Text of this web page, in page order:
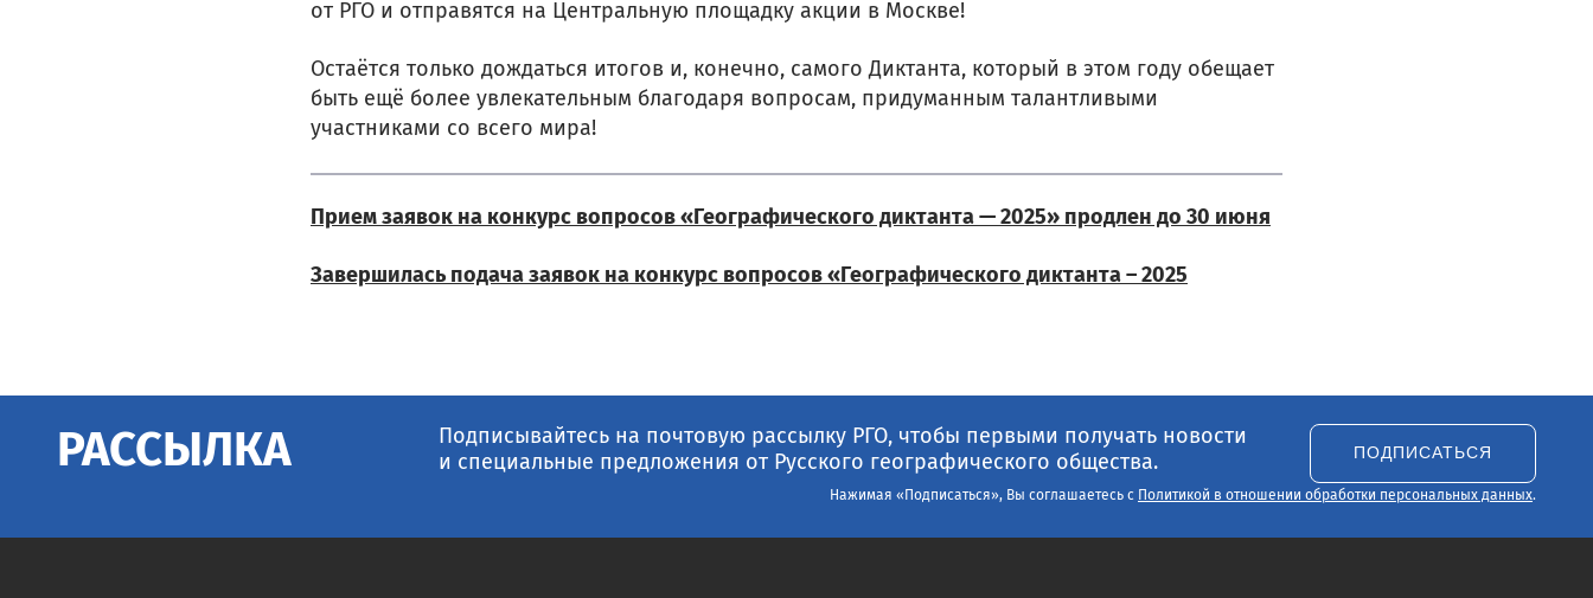
от РГО и отправятся на Центральную площадку акции в Москве!
Остаётся только дождаться итогов и, конечно, самого Диктанта, который в этом году обещает
быть ещё более увлекательным благодаря вопросам, придуманным талантливыми
участниками со всего мира!
Прием заявок на конкурс вопросов «Географического диктанта — 2025» продлен до 30 июня
Завершилась подача заявок на конкурс вопросов «Географического диктанта – 2025
РАССЫЛКА
Подписывайтесь на почтовую рассылку РГО, чтобы первыми получать новости
и специальные предложения от Русского географического общества.
ПОДПИСАТЬСЯ
Нажимая «Подписаться», Вы соглашаетесь с Политикой в отношении обработки персональных данных.